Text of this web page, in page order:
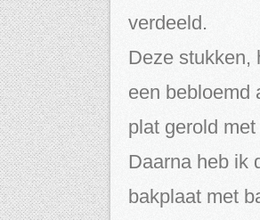
verdeeld.
Deze stukken,
een bebloemd
plat gerold
Daarna heb ik
bakplaat met